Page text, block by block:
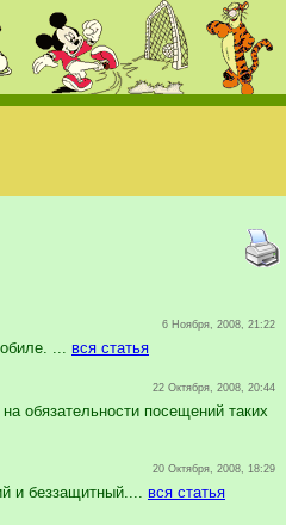
6 Ноября, 2008, 21:22
... вся статья
22 Октября, 2008, 20:44
обязательности посещений таких
20 Октября, 2008, 18:29
и беззащитный.... вся статья